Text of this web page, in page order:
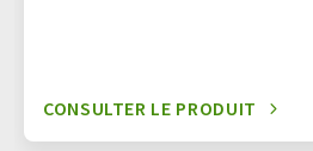
CONSULTER LE PRODUIT